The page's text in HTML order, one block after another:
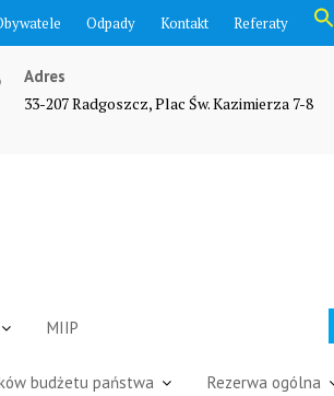
Odpady Kontakt Referaty
Adres
33-207 Radgoszcz, Plac Św. Kazimierza 7-8
MIIP
budżetu państwa Rezerwa ogólna